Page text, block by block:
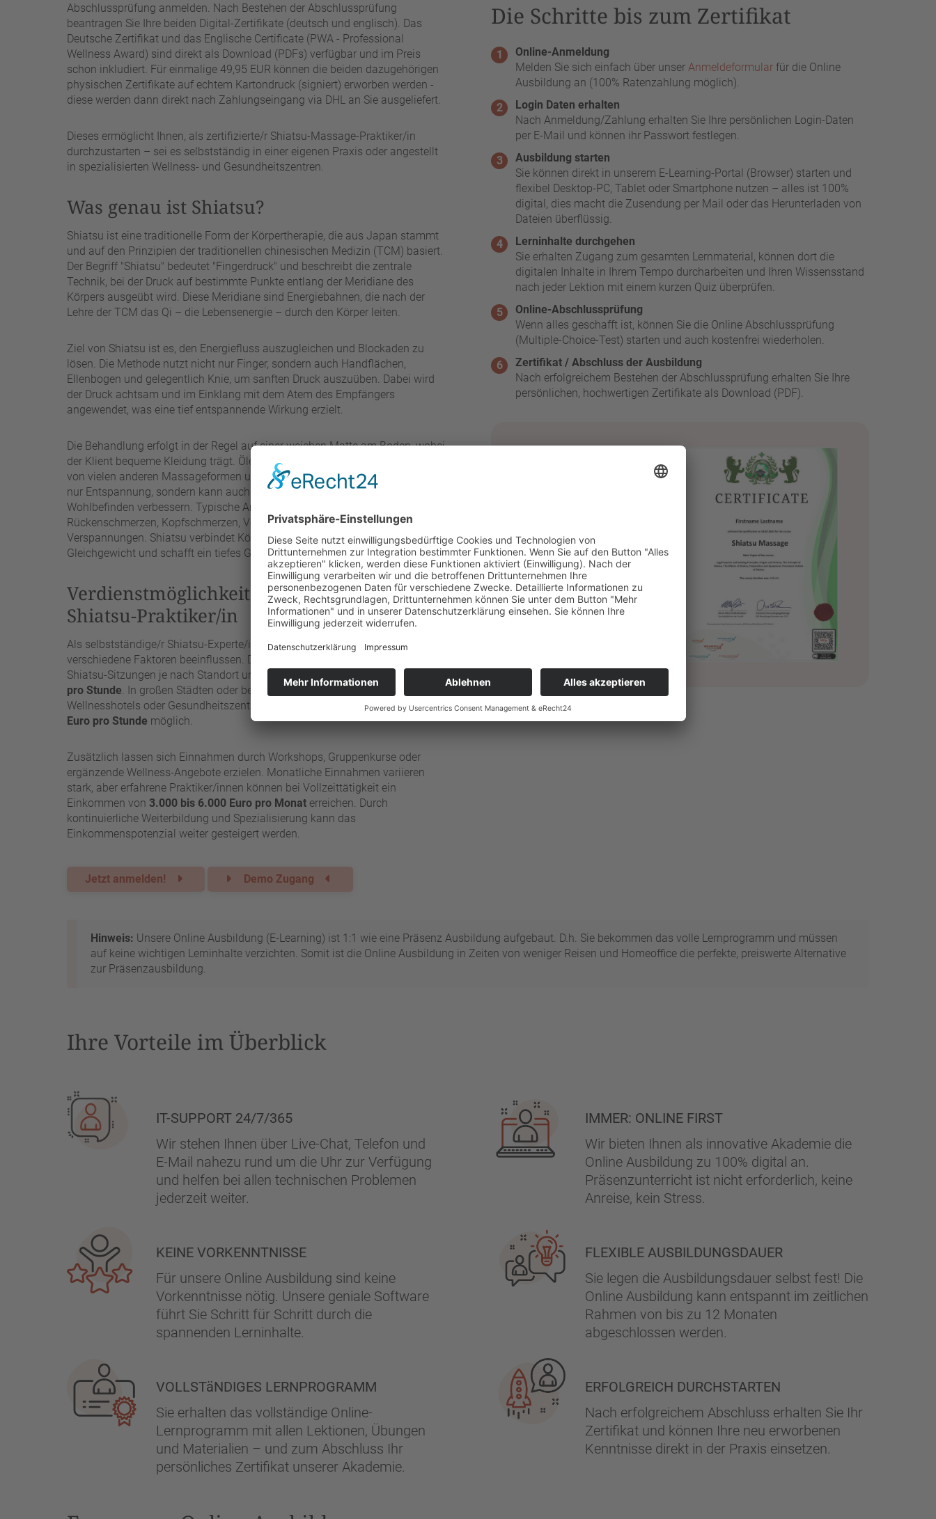
Abschlussprüfung anmelden. Nach Bestehen der Abschlussprüfung
beantragen Sie Ihre beiden Digital-Zertifikate (deutsch und englisch). Das
Deutsche Zertifikat und das Englische Certificate (PWA - Professional
Wellness Award) sind direkt als Download (PDFs) verfügbar und im Preis
schon inkludiert. Für einmalige 49,95 EUR können die beiden dazugehörigen
physischen Zertifikate auf echtem Kartondruck (signiert) erworben werden -
diese werden dann direkt nach Zahlungseingang via DHL an Sie ausgeliefert.
Dieses ermöglicht Ihnen, als zertifizierte/r Shiatsu-Massage-Praktiker/in
durchzustarten – sei es selbstständig in einer eigenen Praxis oder angestellt
in spezialisierten Wellness- und Gesundheitszentren.
Was genau ist Shiatsu?
Shiatsu ist eine traditionelle Form der Körpertherapie, die aus Japan stammt
und auf den Prinzipien der traditionellen chinesischen Medizin (TCM) basiert.
Der Begriff "Shiatsu" bedeutet "Fingerdruck" und beschreibt die zentrale
Technik, bei der Druck auf bestimmte Punkte entlang der Meridiane des
Körpers ausgeübt wird. Diese Meridiane sind Energiebahnen, die nach der
Lehre der TCM das Qi – die Lebensenergie – durch den Körper leiten.
Ziel von Shiatsu ist es, den Energiefluss auszugleichen und Blockaden zu
lösen. Die Methode nutzt nicht nur Finger, sondern auch Handflächen,
Ellenbogen und gelegentlich Knie, um sanften Druck auszuüben. Dabei wird
der Druck achtsam und im Einklang mit dem Atem des Empfängers
angewendet, was eine tief entspannende Wirkung erzielt.
Die Behandlung erfolgt in der Regel auf einer weichen Matte am Boden, wobei
der Klient bequeme Kleidung trägt. Öle sind nicht erforderlich, was Shiatsu
von vielen anderen Massageformen unterscheidet. Die Technik fördert nicht
nur Entspannung, sondern kann auch Stress reduzieren und das allgemeine
Wohlbefinden verbessern. Typische Anwendungsbereiche sind
Rückenschmerzen, Kopfschmerzen, Verdauungsprobleme und
Verspannungen. Shiatsu verbindet Körper und Geist zu einem harmonischen
Gleichgewicht und schafft ein tiefes Gefühl von Ruhe und Erneuerung.
Verdienstmöglichkeiten als selbständige/r
Shiatsu-Praktiker/in
Als selbstständige/r Shiatsu-Experte/in können Sie Ihr Einkommen durch
verschiedene Faktoren beeinflussen. Durchschnittlich liegen die Honorare für
Shiatsu-Sitzungen je nach Standort und Erfahrung zwischen
50 und 100 Euro
pro Stunde . In großen Städten oder bei spezialisierten Kunden, wie etwa
Wellnesshotels oder Gesundheitszentren, sind sogar Honorare von bis zu120
Euro pro Stunde möglich.
Zusätzlich lassen sich Einnahmen durch Workshops, Gruppenkurse oder
ergänzende Wellness-Angebote erzielen. Monatliche Einnahmen variieren
stark, aber erfahrene Praktiker/innen können bei Vollzeittätigkeit ein
Einkommen von 3.000 bis 6.000 Euro pro Monat erreichen. Durch
kontinuierliche Weiterbildung und Spezialisierung kann das
Einkommenspotenzial weiter gesteigert werden.
Jetzt anmelden! Demo Zugang
Die Schritte bis zum Zertifikat
Online-Anmeldung
Melden Sie sich einfach über unser Anmeldeformular für die Online
Ausbildung an (100% Ratenzahlung möglich).
Login Daten erhalten
Nach Anmeldung/Zahlung erhalten Sie Ihre persönlichen Login-Daten
per E-Mail und können ihr Passwort festlegen.
Ausbildung starten
Sie können direkt in unserem E-Learning-Portal (Browser) starten und
flexibel Desktop-PC, Tablet oder Smartphone nutzen – alles ist 100%
digital, dies macht die Zusendung per Mail oder das Herunterladen von
Dateien überflüssig.
Lerninhalte durchgehen
Sie erhalten Zugang zum gesamten Lernmaterial, können dort die
digitalen Inhalte in Ihrem Tempo durcharbeiten und Ihren Wissensstand
nach jeder Lektion mit einem kurzen Quiz überprüfen.
Online-Abschlussprüfung
Wenn alles geschafft ist, können Sie die Online Abschlussprüfung
(Multiple-Choice-Test) starten und auch kostenfrei wiederholen.
Zertifikat / Abschluss der Ausbildung
Nach erfolgreichem Bestehen der Abschlussprüfung erhalten Sie Ihre
persönlichen, hochwertigen Zertifikate als Download (PDF).
Hinweis: Unsere Online Ausbildung (E-Learning) ist 1:1 wie eine Präsenz Ausbildung aufgebaut. D.h. Sie bekommen das volle Lernprogramm und müssen
auf keine wichtigen Lerninhalte verzichten. Somit ist die Online Ausbildung in Zeiten von weniger Reisen und Homeoffice die perfekte, preiswerte Alternative
zur Präsenzausbildung.
Ihre Vorteile im Überblick
IT-SUPPORT 24/7/365
Wir stehen Ihnen über Live-Chat, Telefon und
E-Mail nahezu rund um die Uhr zur Verfügung
und helfen bei allen technischen Problemen
jederzeit weiter.
IMMER: ONLINE FIRST
Wir bieten Ihnen als innovative Akademie die
Online Ausbildung zu 100% digital an.
Präsenzunterricht ist nicht erforderlich, keine
Anreise, kein Stress.
KEINE VORKENNTNISSE
Für unsere Online Ausbildung sind keine
Vorkenntnisse nötig. Unsere geniale Software
führt Sie Schritt für Schritt durch die
spannenden Lerninhalte.
FLEXIBLE AUSBILDUNGSDAUER
Sie legen die Ausbildungsdauer selbst fest! Die
Online Ausbildung kann entspannt im zeitlichen
Rahmen von bis zu 12 Monaten
abgeschlossen werden.
VOLLSTäNDIGES LERNPROGRAMM
Sie erhalten das vollständige Online-
Lernprogramm mit allen Lektionen, Übungen
und Materialien – und zum Abschluss Ihr
persönliches Zertifikat unserer Akademie.
ERFOLGREICH DURCHSTARTEN
Nach erfolgreichem Abschluss erhalten Sie Ihr
Zertifikat und können Ihre neu erworbenen
Kenntnisse direkt in der Praxis einsetzen.